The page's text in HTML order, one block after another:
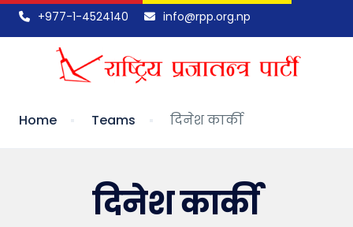
+977-1-4524140 info@rpp.org.np
Home Teams दिनेश कार्की
दिनेश कार्की